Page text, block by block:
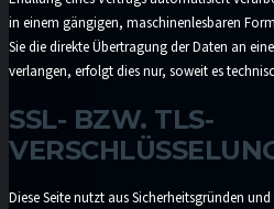
in einem gängigen, maschinenlesbaren
Sie die direkte Übertragung der Daten an
verlangen, erfolgt dies nur, soweit es
SSL- BZW. TLS-
Diese Seite nutzt aus Sicherheitsgründen